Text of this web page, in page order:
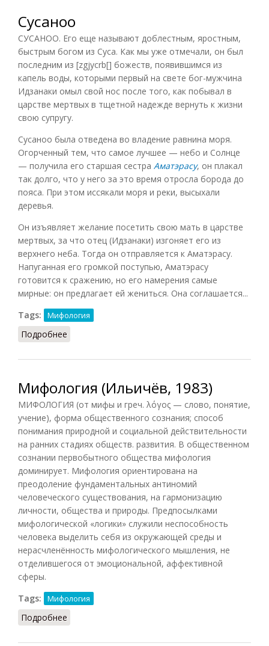
Сусаноо
СУСАНОО. Его еще называют доблестным, яростным,
быстрым богом из Суса. Как мы уже отмечали, он был
последним из [zgjycrb[] божеств, появившимся из
капель воды, которыми первый на свете бог-мужчина
Идзанаки омыл свой нос после того, как побывал в
царстве мертвых в тщетной надежде вернуть к жизни
свою супругу.
Сусаноо была отведена во владение равнина моря.
Огорченный тем, что самое лучшее — небо и Солнце
— получила его старшая сестра Аматэрасу, он плакал
так долго, что у него за это время отросла борода до
пояса. При этом иссякали моря и реки, высыхали
деревья.
Он изъявляет желание посетить свою мать в царстве
мертвых, за что отец (Идзанаки) изгоняет его из
верхнего неба. Тогда он отправляется к Аматэрасу.
Напуганная его громкой поступью, Аматэрасу
готовится к сражению, но его намерения самые
мирные: он предлагает ей жениться. Она соглашается...
Tags:
Мифология
Подробнее
Мифология (Ильичёв, 1983)
МИФОЛОГИЯ (от мифы и греч. λόγος — слово, понятие,
учение), форма общественного сознания; способ
понимания природной и социальной действительности
на ранних стадиях обществ. развития. В общественном
сознании первобытного общества мифология
доминирует. Мифология ориентирована на
преодоление фундаментальных антиномий
человеческого существования, на гармонизацию
личности, общества и природы. Предпосылками
мифологической «логики» служили неспособность
человека выделить себя из окружающей среды и
нерасчленённость мифологического мышления, не
отделившегося от эмоциональной, аффективной
сферы.
Tags:
Мифология
Подробнее